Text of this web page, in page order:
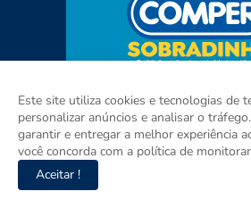
Este site utiliza cookies e tecnologias de
personalizar anúncios e analisar o
garantir e entregar a melhor experiência
você concorda com a política de
Aceitar !